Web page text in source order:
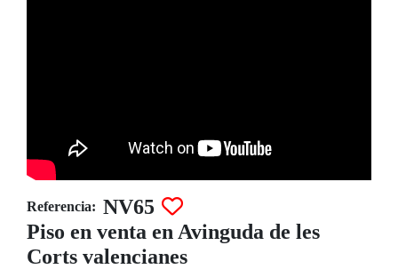
Referencia: NV65
Piso en venta en Avinguda de les
Corts valencianes